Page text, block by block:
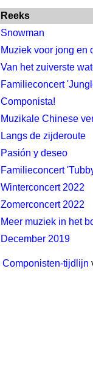
Reeks
Snowman
Muziek voor jong en
Van het zuiverste
Familieconcert
Componista!
Muzikale Chinese
Langs de zijderoute
Pasión y deseo
Familieconcert
Winterconcert 2022
Zomerconcert 2022
Meer muziek in het
December 2019
Componisten-tijdlijn